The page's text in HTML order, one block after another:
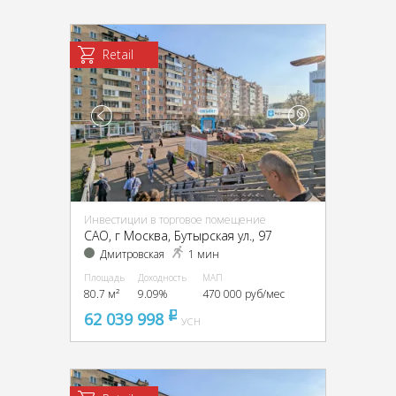
Retail
Инвестиции в торговое помещение
CАО, г Москва, Бутырская ул., 97
Дмитровская 1 мин
Площадь
80.7 м²
Доходность
9.09%
МАП
470 000 руб/мес
62 039 998 pуб
УСН